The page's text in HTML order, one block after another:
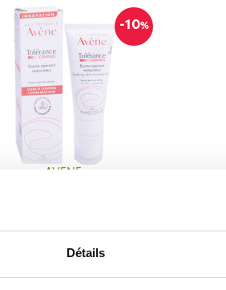
Détails
-10%
AVENE
ADD TO CART